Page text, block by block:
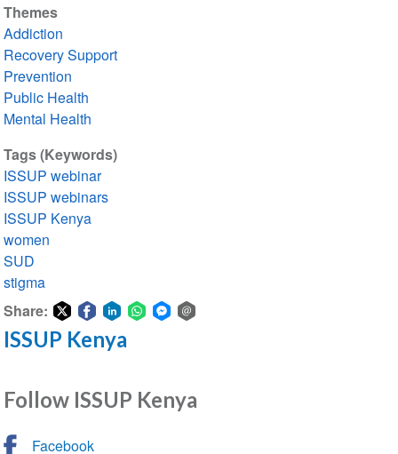
Themes
Addiction
Recovery Support
Prevention
Public Health
Mental Health
Tags (Keywords)
ISSUP webinar
ISSUP webinars
ISSUP Kenya
women
SUD
stigma
Share:
ShareShareShareShare
Messenger
ISSUP Kenya
Follow ISSUP Kenya
Facebook